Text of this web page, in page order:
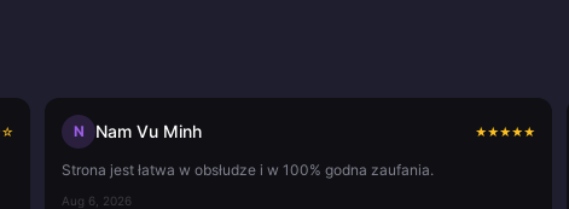
☆ N Nam Vu Minh ★★★★★
Strona jest łatwa w obsłudze i w 100% godna zaufania.
Aug 6, 2026